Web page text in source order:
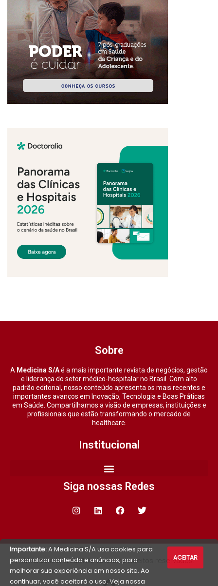
Sobre
A Medicina S/Aé a mais importante revista de negócios, gestão
e liderança do setor médico-hospitalar no Brasil. Com alto
padrão editorial, nosso conteúdo apresenta os mais recentes e
importantes avanços em Inovação, Tecnologia e Boas Práticas
em Saúde. Compartilhamos a visão de empresas, instituições e
profissionais que estão transformando o mercado de
healthcare.
Institucional
Siga nossas Redes
Medicina S/A 2021 © Todos os direitos reservados.
Importante:A Medicina S/A usa cookies para
personalizar conteúdo e anúncios, para
melhorar sua experiência em nosso site. Ao
continuar, você aceitará o uso. Veja nossa
ACEITAR